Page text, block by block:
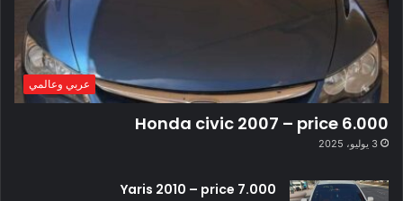
عربي وعالمي
Honda civic 2007 – price 6.000
3 يوليو، 2025
Yaris 2010 – price 7.000